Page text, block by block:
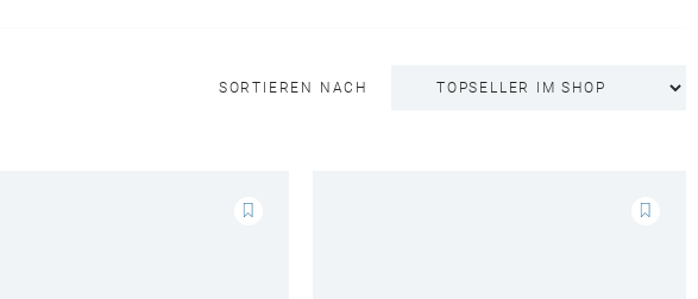
SORTIEREN NACH